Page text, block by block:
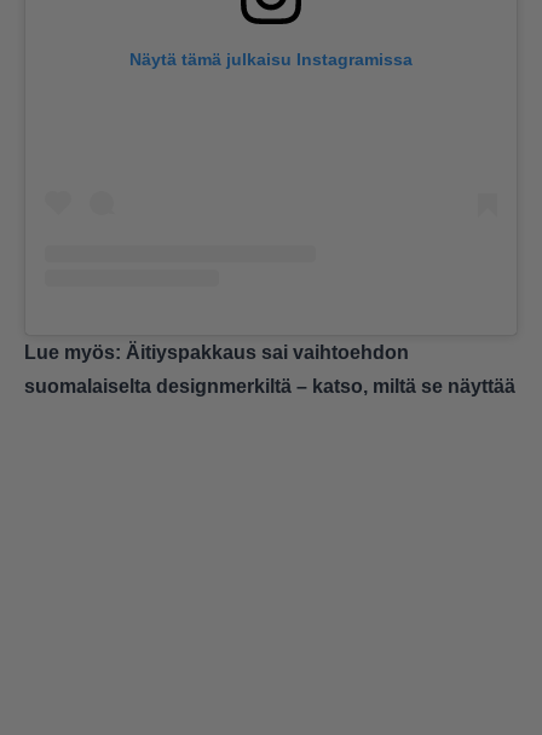
Näytä tämä julkaisu Instagramissa
Lue myös: Äitiyspakkaus sai vaihtoehdon
suomalaiselta designmerkiltä – katso, miltä se näyttää